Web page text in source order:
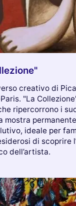
creativo di
"La
ripercorrono i
mostra
ideale per
di scoprire
dell’artista.